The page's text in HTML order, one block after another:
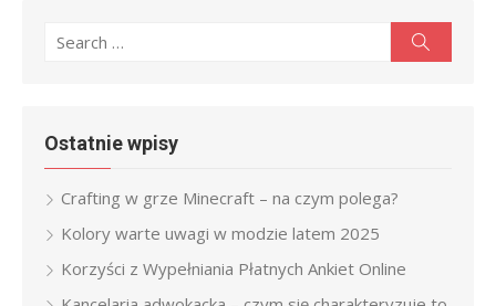
Search
Ostatnie wpisy
Crafting w grze Minecraft – na czym polega?
Kolory warte uwagi w modzie latem 2025
Korzyści z Wypełniania Płatnych Ankiet Online